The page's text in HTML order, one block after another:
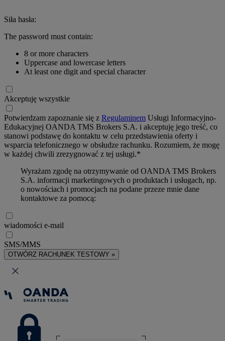
Siła hasła:
The password must contain:
8 or more characters
Uppercase and lowercase letters
At least one digit and special character
Akceptuję wszystkie
Potwierdzam zapoznanie się z Regulaminem Usługi Informacyjno-
Edukacyjnej OANDA TMS Brokers S.A. i akceptuję jego treść, co
stanowi podstawę do kontaktu w celu przedstawienia oferty i
wsparcia telefonicznego w obsłudze rachunku. Rozumiem, że mogę
w każdej chwili zrezygnować z tej usługi.*
Wyrażam zgodę na otrzymywanie od OANDA TMS Brokers
S.A. informacji marketingowych o produktach i usługach, np.
o nowościach i promocjach na podane przeze mnie dane
kontaktowe za pomocą:
wiadomości e-mail
SMS/MMS
OTWÓRZ RACHUNEK TESTOWY »